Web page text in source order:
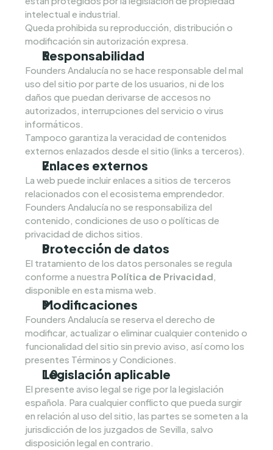
intelectual e industrial.
Queda prohibida su reproducción, distribución o
modificación sin autorización expresa.
Responsabilidad
Founders Andalucía no se hace responsable del mal
uso del sitio por parte de los usuarios, ni de los
daños que puedan derivarse de accesos no
autorizados, interrupciones del servicio o virus
informáticos.
Tampoco garantiza la veracidad de contenidos
externos enlazados desde el sitio (links a terceros).
Enlaces externos
La web puede incluir enlaces a sitios de terceros
relacionados con el ecosistema emprendedor.
Founders Andalucía no se responsabiliza del
contenido, condiciones de uso o políticas de
privacidad de dichos sitios.
Protección de datos
El tratamiento de los datos personales se regula
conforme a nuestra Política de Privacidad,
disponible en esta misma web.
Modificaciones
Founders Andalucía se reserva el derecho de
modificar, actualizar o eliminar cualquier contenido o
funcionalidad del sitio sin previo aviso, así como los
presentes Términos y Condiciones.
Legislación aplicable
El presente aviso legal se rige por la legislación
española. Para cualquier conflicto que pueda surgir
en relación al uso del sitio, las partes se someten a la
jurisdicción de los juzgados de Sevilla, salvo
disposición legal en contrario.